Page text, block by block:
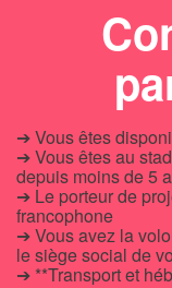
➔ Vous êtes
➔ Vous êtes au
depuis moins de 5
➔ Le porteur de
francophone
➔ Vous avez la
le siège social de
➔ **Transport et